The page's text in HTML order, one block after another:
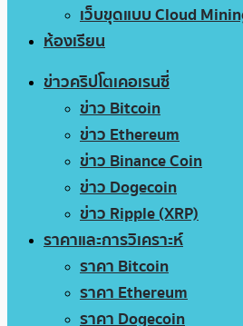
เว็บขุดแบบ Cloud
ห้องเรียน
ข่าวคริปโตเคอเรนซี่
ข่าว Bitcoin
ข่าว Ethereum
ข่าว Binance Coin
ข่าว Dogecoin
ข่าว Ripple (XRP)
ราคาและการวิเคราะห์
ราคา Bitcoin
ราคา Ethereum
ราคา Dogecoin